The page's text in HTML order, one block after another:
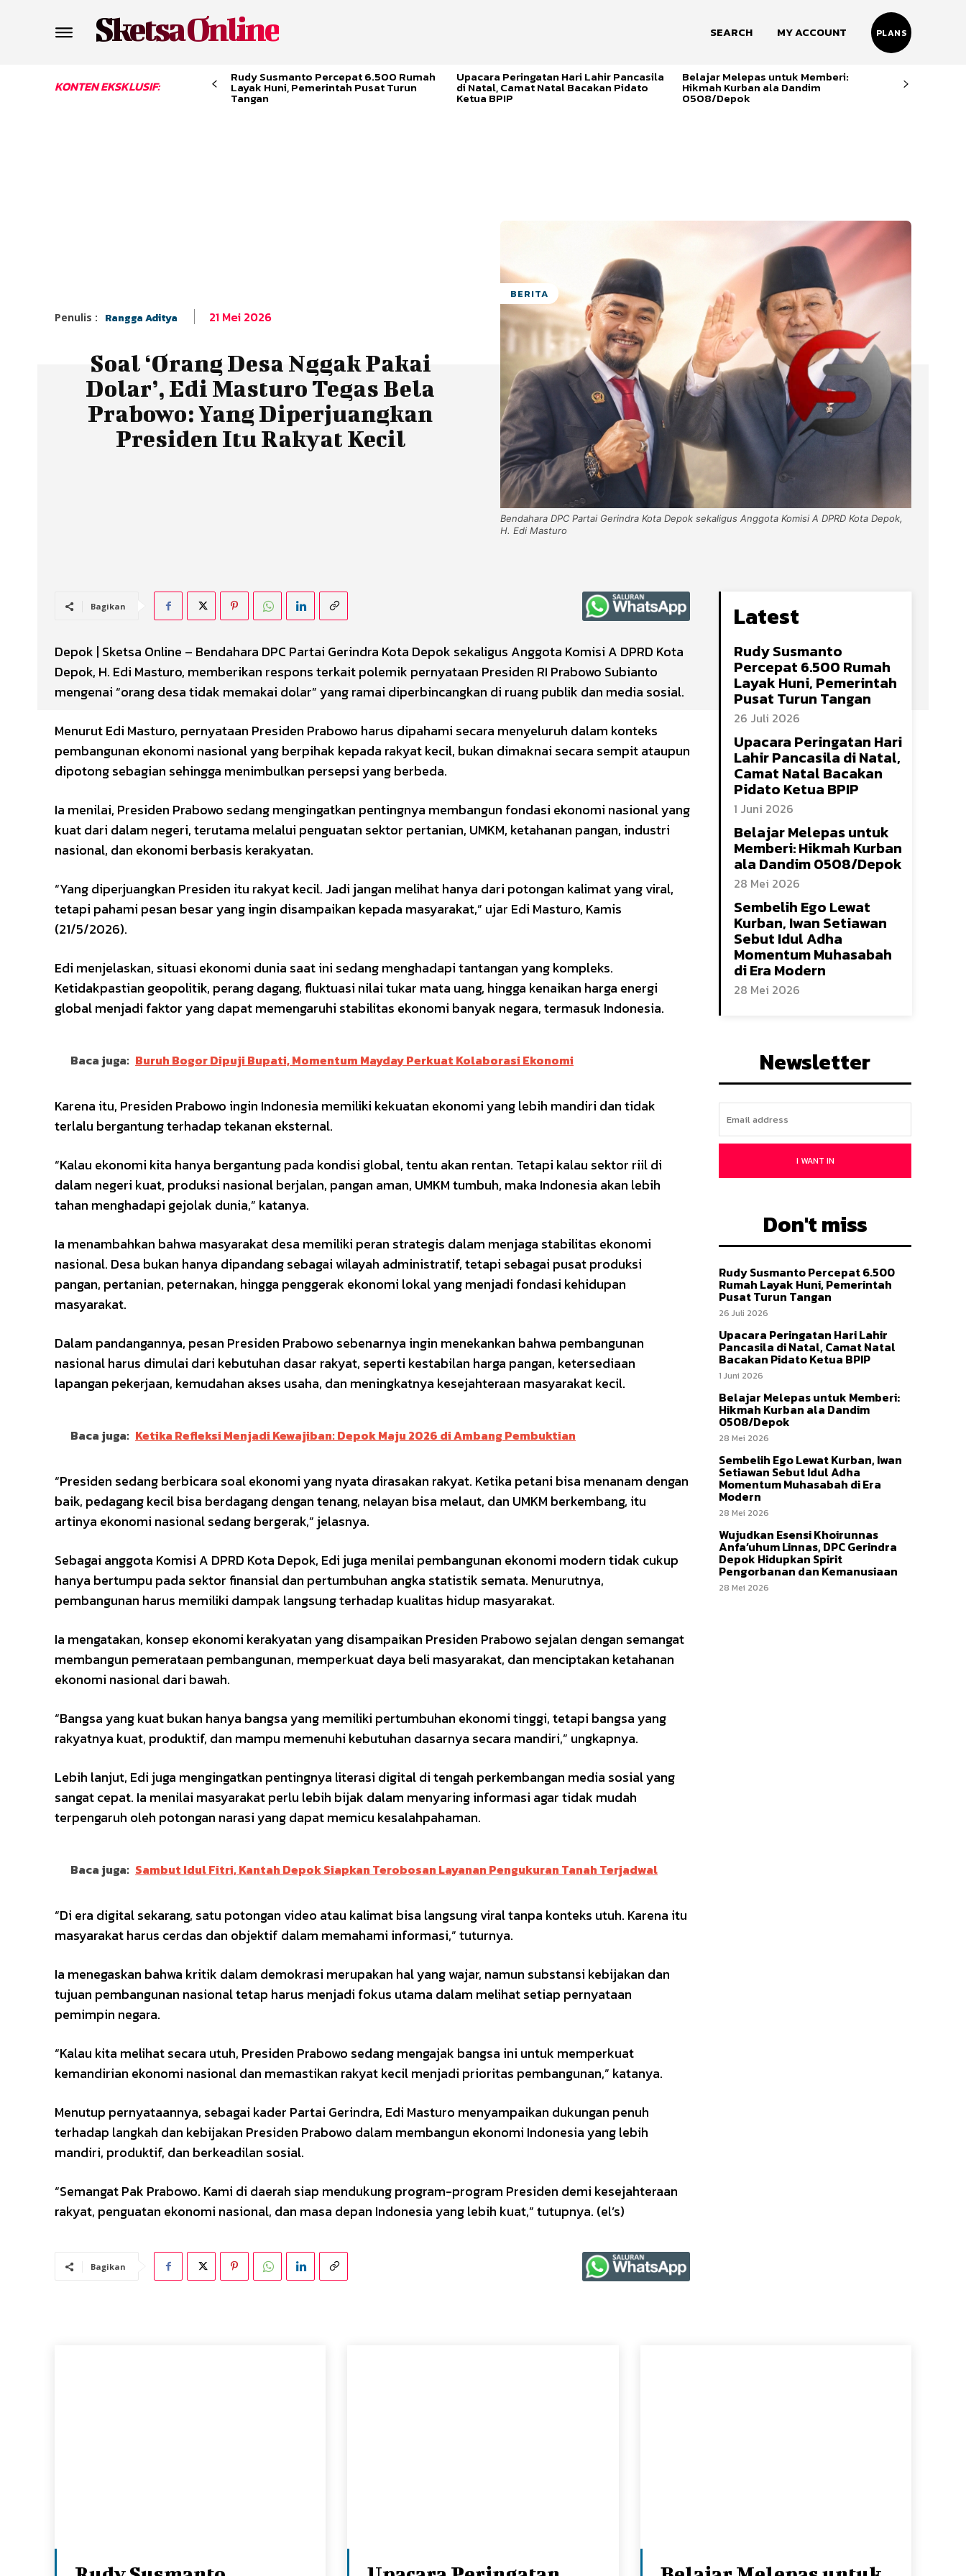
Sketsa Online SEARCH MY ACCOUNT PLANS
KONTEN EKSKLUSIF:
Rudy Susmanto Percepat 6.500 Rumah
Layak Huni, Pemerintah Pusat Turun
Tangan
Upacara Peringatan Hari Lahir Pancasila
di Natal, Camat Natal Bacakan Pidato
Ketua BPIP
Belajar Melepas untuk Memberi:
Hikmah Kurban ala Dandim
0508/Depok
Penulis : Rangga Aditya 21 Mei 2026
Soal ‘Orang Desa Nggak Pakai
Dolar’, Edi Masturo Tegas Bela
Prabowo: Yang Diperjuangkan
Presiden Itu Rakyat Kecil
BERITA
Bendahara DPC Partai Gerindra Kota Depok sekaligus Anggota Komisi A DPRD Kota Depok,
H. Edi Masturo
Bagikan
Depok | Sketsa Online – Bendahara DPC Partai Gerindra Kota Depok sekaligus Anggota Komisi A DPRD Kota
Depok, H. Edi Masturo, memberikan respons terkait polemik pernyataan Presiden RI Prabowo Subianto
mengenai “orang desa tidak memakai dolar” yang ramai diperbincangkan di ruang publik dan media sosial.
Menurut Edi Masturo, pernyataan Presiden Prabowo harus dipahami secara menyeluruh dalam konteks
pembangunan ekonomi nasional yang berpihak kepada rakyat kecil, bukan dimaknai secara sempit ataupun
dipotong sebagian sehingga menimbulkan persepsi yang berbeda.
Ia menilai, Presiden Prabowo sedang mengingatkan pentingnya membangun fondasi ekonomi nasional yang
kuat dari dalam negeri, terutama melalui penguatan sektor pertanian, UMKM, ketahanan pangan, industri
nasional, dan ekonomi berbasis kerakyatan.
“Yang diperjuangkan Presiden itu rakyat kecil. Jadi jangan melihat hanya dari potongan kalimat yang viral,
tetapi pahami pesan besar yang ingin disampaikan kepada masyarakat,” ujar Edi Masturo, Kamis
(21/5/2026).
Edi menjelaskan, situasi ekonomi dunia saat ini sedang menghadapi tantangan yang kompleks.
Ketidakpastian geopolitik, perang dagang, fluktuasi nilai tukar mata uang, hingga kenaikan harga energi
global menjadi faktor yang dapat memengaruhi stabilitas ekonomi banyak negara, termasuk Indonesia.
Baca juga: Buruh Bogor Dipuji Bupati, Momentum Mayday Perkuat Kolaborasi Ekonomi
Karena itu, Presiden Prabowo ingin Indonesia memiliki kekuatan ekonomi yang lebih mandiri dan tidak
terlalu bergantung terhadap tekanan eksternal.
“Kalau ekonomi kita hanya bergantung pada kondisi global, tentu akan rentan. Tetapi kalau sektor riil di
dalam negeri kuat, produksi nasional berjalan, pangan aman, UMKM tumbuh, maka Indonesia akan lebih
tahan menghadapi gejolak dunia,” katanya.
Ia menambahkan bahwa masyarakat desa memiliki peran strategis dalam menjaga stabilitas ekonomi
nasional. Desa bukan hanya dipandang sebagai wilayah administratif, tetapi sebagai pusat produksi
pangan, pertanian, peternakan, hingga penggerak ekonomi lokal yang menjadi fondasi kehidupan
masyarakat.
Dalam pandangannya, pesan Presiden Prabowo sebenarnya ingin menekankan bahwa pembangunan
nasional harus dimulai dari kebutuhan dasar rakyat, seperti kestabilan harga pangan, ketersediaan
lapangan pekerjaan, kemudahan akses usaha, dan meningkatnya kesejahteraan masyarakat kecil.
Baca juga: Ketika Refleksi Menjadi Kewajiban: Depok Maju 2026 di Ambang Pembuktian
“Presiden sedang berbicara soal ekonomi yang nyata dirasakan rakyat. Ketika petani bisa menanam dengan
baik, pedagang kecil bisa berdagang dengan tenang, nelayan bisa melaut, dan UMKM berkembang, itu
artinya ekonomi nasional sedang bergerak,” jelasnya.
Sebagai anggota Komisi A DPRD Kota Depok, Edi juga menilai pembangunan ekonomi modern tidak cukup
hanya bertumpu pada sektor finansial dan pertumbuhan angka statistik semata. Menurutnya,
pembangunan harus memiliki dampak langsung terhadap kualitas hidup masyarakat.
Ia mengatakan, konsep ekonomi kerakyatan yang disampaikan Presiden Prabowo sejalan dengan semangat
membangun pemerataan pembangunan, memperkuat daya beli masyarakat, dan menciptakan ketahanan
ekonomi nasional dari bawah.
“Bangsa yang kuat bukan hanya bangsa yang memiliki pertumbuhan ekonomi tinggi, tetapi bangsa yang
rakyatnya kuat, produktif, dan mampu memenuhi kebutuhan dasarnya secara mandiri,” ungkapnya.
Lebih lanjut, Edi juga mengingatkan pentingnya literasi digital di tengah perkembangan media sosial yang
sangat cepat. Ia menilai masyarakat perlu lebih bijak dalam menyaring informasi agar tidak mudah
terpengaruh oleh potongan narasi yang dapat memicu kesalahpahaman.
Baca juga: Sambut Idul Fitri, Kantah Depok Siapkan Terobosan Layanan Pengukuran Tanah Terjadwal
“Di era digital sekarang, satu potongan video atau kalimat bisa langsung viral tanpa konteks utuh. Karena itu
masyarakat harus cerdas dan objektif dalam memahami informasi,” tuturnya.
Ia menegaskan bahwa kritik dalam demokrasi merupakan hal yang wajar, namun substansi kebijakan dan
tujuan pembangunan nasional tetap harus menjadi fokus utama dalam melihat setiap pernyataan
pemimpin negara.
“Kalau kita melihat secara utuh, Presiden Prabowo sedang mengajak bangsa ini untuk memperkuat
kemandirian ekonomi nasional dan memastikan rakyat kecil menjadi prioritas pembangunan,” katanya.
Menutup pernyataannya, sebagai kader Partai Gerindra, Edi Masturo menyampaikan dukungan penuh
terhadap langkah dan kebijakan Presiden Prabowo dalam membangun ekonomi Indonesia yang lebih
mandiri, produktif, dan berkeadilan sosial.
“Semangat Pak Prabowo. Kami di daerah siap mendukung program-program Presiden demi kesejahteraan
rakyat, penguatan ekonomi nasional, dan masa depan Indonesia yang lebih kuat,” tutupnya. (el’s)
Bagikan
Latest
Rudy Susmanto
Percepat 6.500 Rumah
Layak Huni, Pemerintah
Pusat Turun Tangan
26 Juli 2026
Upacara Peringatan Hari
Lahir Pancasila di Natal,
Camat Natal Bacakan
Pidato Ketua BPIP
1 Juni 2026
Belajar Melepas untuk
Memberi: Hikmah Kurban
ala Dandim 0508/Depok
28 Mei 2026
Sembelih Ego Lewat
Kurban, Iwan Setiawan
Sebut Idul Adha
Momentum Muhasabah
di Era Modern
28 Mei 2026
Newsletter
I WANT IN
Don't miss
Rudy Susmanto Percepat 6.500
Rumah Layak Huni, Pemerintah
Pusat Turun Tangan
26 Juli 2026
Upacara Peringatan Hari Lahir
Pancasila di Natal, Camat Natal
Bacakan Pidato Ketua BPIP
1 Juni 2026
Belajar Melepas untuk Memberi:
Hikmah Kurban ala Dandim
0508/Depok
28 Mei 2026
Sembelih Ego Lewat Kurban, Iwan
Setiawan Sebut Idul Adha
Momentum Muhasabah di Era
Modern
28 Mei 2026
Wujudkan Esensi Khoirunnas
Anfa’uhum Linnas, DPC Gerindra
Depok Hidupkan Spirit
Pengorbanan dan Kemanusiaan
28 Mei 2026